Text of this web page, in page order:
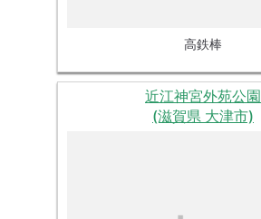
高鉄棒
近江神宮外苑公園
(滋賀県 大津市)